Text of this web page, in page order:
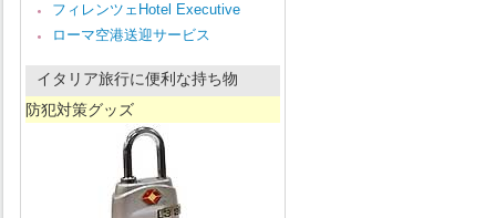
フィレンツェHotel Executive
ローマ空港送迎サービス
イタリア旅行に便利な持ち物
防犯対策グッズ